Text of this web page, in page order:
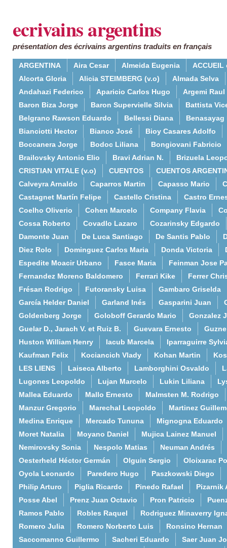
ecrivains argentins
présentation des écrivains argentins traduits en français
ARGENTINA Aira Cesar Almeida Eugenia
ACCUEIL
Alcorta Gloria
Alicia STEIMBERG (v.o)
Almada Selva
Andahazi Federico
Aparicio Carlos Hugo
Argemi Raul
Baron Biza Jorge
Baron Supervielle Silvia
Battista
Belgrano Rawson Eduardo
Bellessi Diana
Benasayag
Bianciotti Hector
Bianco José
Bioy Casares Adolfo
Boccanera Jorge
Bodoc Liliana
Bongiovani Fabricio
Brailovsky Antonio Elio
Bravi Adrian N.
Brizuela
CRISTIAN VITALE (v.o)
CUENTOS
CUENTOS
Calveyra Arnaldo
Caparros Martin Capasso Mario
Castagnet Martín Felipe
Castello Cristina
Castro
Coelho Oliverio
Cohen Marcelo Company Flavia
Cossa Roberto
Covadlo Lazaro
Cozarinsky Edgardo
Damonte Juan
De Luca Santiago De Santis Pablo
Diez Rolo
Dominguez Carlos Maria Donda Victoria
Espedite Moacir Urbano
Fasce Maria
Feinman Jose
Fernandez Moreno Baldomero
Ferrari Kike
Ferrer
Frésan Rodrigo
Futoransky Luisa
Gambaro Griselda
García Helder Daniel
Garland Inés Gasparini Juan
Goldenberg Jorge
Goloboff Gerardo Mario
Gonzalez
Guelar D., Jarach V. et Ruiz B.
Guevara Ernesto
Huston William Henry
Iacub Marcela
Iparraguirre
Kaufman Felix
Kociancich Vlady Kohan Martin
LES LIENS
Laiseca Alberto Lamborghini Osvaldo
Lugones Leopoldo
Lujan Marcelo Lukin Liliana
Mallea Eduardo
Mallo Ernesto
Malmsten M. Rodrigo
Manzur Gregorio
Marechal Leopoldo
Martinez
Medina Enrique
Mercado Tununa
Mignogna Eduardo
Moret Natalia
Moyano Daniel
Mujica Lainez Manuel
Nemirovsky Sonia
Nespolo Matias
Neuman Andrés
Oesterheld Héctor Germán
Olguin Sergio
Oloixarac
Oyola Leonardo
Paredero Hugo
Paszkowski Diego
Philip Arturo
Piglia Ricardo Pinedo Rafael
Pizarnik
Posse Abel
Prenz Juan Octavio Pron Patricio
Ramos Pablo
Robles Raquel
Rodriguez Minaverry
Romero Julia
Romero Norberto Luis
Ronsino Hernan
Saccomanno Guillermo
Sacheri Eduardo
Saer Juan